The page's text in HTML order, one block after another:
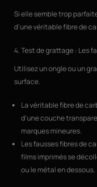
Si elle semble trop
d'une véritable fibre de
4. Test de grattage : Les
Utilisez un ongle ou un
surface.
La véritable fibre de
d'une couche
marques mineures.
Les fausses fibres de
films imprimés se
ou le métal en dessous.